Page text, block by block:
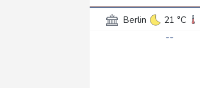
Berlin 21 °C
Frankfurt am Main
--